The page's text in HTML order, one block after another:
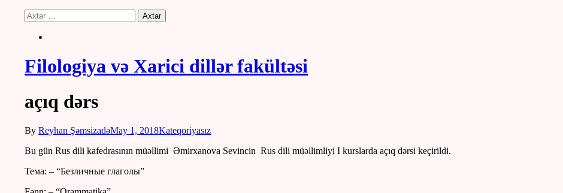
Filologiya və Xarici dillər fakültəsi
açıq dərs
ByReyhan ŞəmsizadəMay 1, 2018Kateqoriyasız
Bu gün Rus dili kafedrasının müəllimi Əmirxanova Sevincin Rus dili müəllimliyi I kurslarda açıq dərsi keçirildi.
Тема: – “Безличные глаголы”